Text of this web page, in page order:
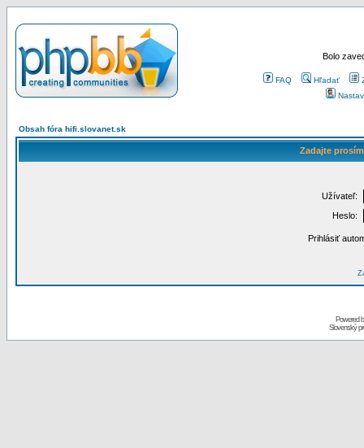
Bolo
FAQ Hľadať
Obsah fóra hifi.slovanet.sk
Zadajte
Užívateľ:
Heslo:
Prihlásiť
Powered
Slovenský